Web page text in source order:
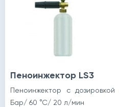
Пеноинжектор LS3
Пеноинжектор с
Бар/ 60 °С/ 20 л/мин